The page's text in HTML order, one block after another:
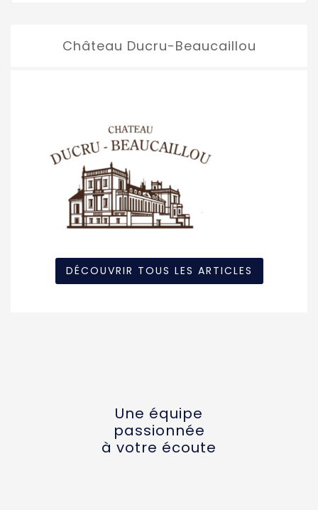
Château Ducru-Beaucaillou
DÉCOUVRIR TOUS LES ARTICLES
Une équipe
passionnée
à votre écoute